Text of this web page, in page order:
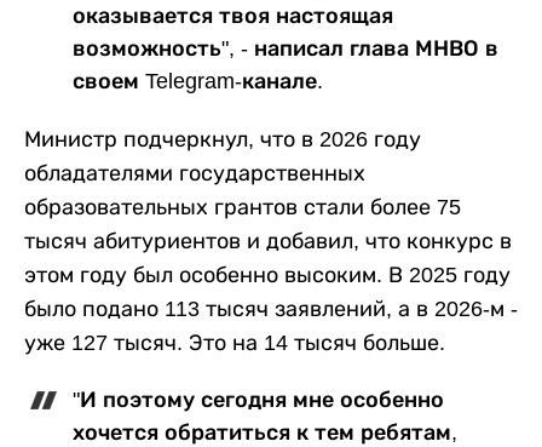
оказывается твоя настоящая
возможность", - написал глава МНВО в
своем Telegram-канале.
Министр подчеркнул, что в 2026 году
обладателями государственных
образовательных грантов стали более 75
тысяч абитуриентов и добавил, что конкурс в
этом году был особенно высоким. В 2025 году
было подано 113 тысяч заявлений, а в 2026-м -
уже 127 тысяч. Это на 14 тысяч больше.
"И поэтому сегодня мне особенно
хочется обратиться к тем ребятам,